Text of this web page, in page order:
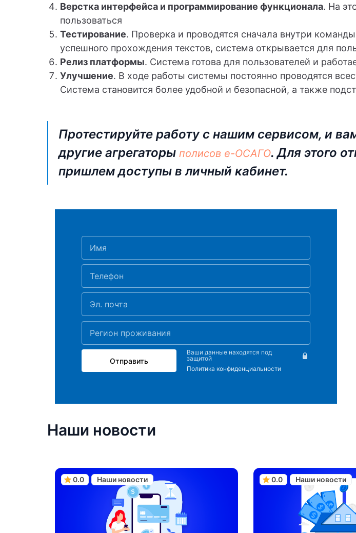
Верстка интерфейса и программирование функционала. На
пользоваться
Тестирование. Проверка и проводятся сначала внутри
успешного прохождения текстов, система открывается для
Релиз платформы. Система готова для пользователей и
Улучшение. В ходе работы системы постоянно проводятся
Система становится более удобной и безопасной, а также
Протестируйте работу с нашим сервисом, и
другие агрегаторы полисов е-ОСАГО. Для этого
пришлем доступы в личный кабинет.
Имя
Телефон
Эл. почта
Регион проживания
Отправить
Ваши данные находятся под
защитой
Политика конфиденциальности
Наши новости
0.0 Наши новости 0.0 Наши новости